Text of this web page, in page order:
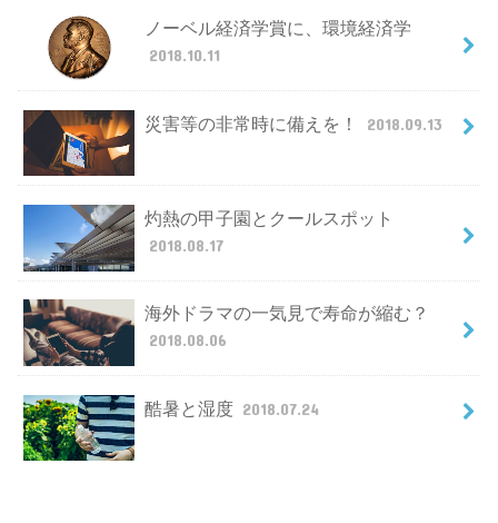
ノーベル経済学賞に、環境経済学
2018.10.11
災害等の非常時に備えを！ 2018.09.13
灼熱の甲子園とクールスポット
2018.08.17
海外ドラマの一気見で寿命が縮む？
2018.08.06
酷暑と湿度 2018.07.24